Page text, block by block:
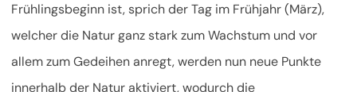
Frühlingsbeginn ist, sprich der Tag im Frühjahr (März),
welcher die Natur ganz stark zum Wachstum und vor
allem zum Gedeihen anregt, werden nun neue Punkte
innerhalb der Natur aktiviert, wodurch die